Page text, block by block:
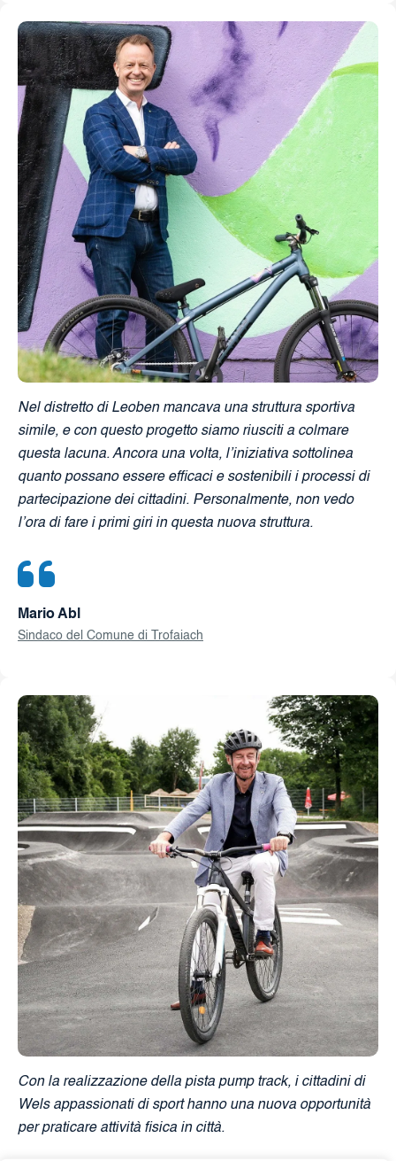
Mario Abl
Sindaco del Comune di Trofaiach
Nel distretto di Leoben mancava una struttura sportiva
simile, e con questo progetto siamo riusciti a colmare
questa lacuna. Ancora una volta, l’iniziativa sottolinea
quanto possano essere efficaci e sostenibili i processi di
partecipazione dei cittadini. Personalmente, non vedo
l’ora di fare i primi giri in questa nuova struttura.
Con la realizzazione della pista pump track, i cittadini di
Wels appassionati di sport hanno una nuova opportunità
per praticare attività fisica in città.